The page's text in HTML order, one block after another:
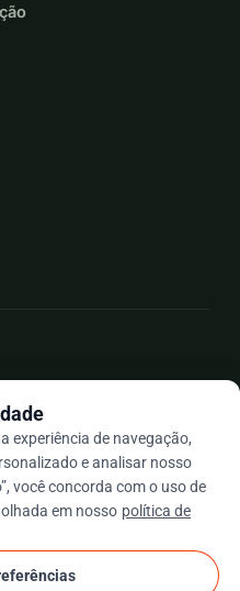
mais de 500 avaliações
experiência de navegação,
e analisar nosso
você concorda com o uso de
em nosso política de